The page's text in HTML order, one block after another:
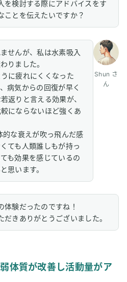
を検討する際にアドバイスをす
ことを伝えたいですか？
Shun さ
ん
せんが、私は水素吸入
りました。
に疲れにくくなった
病気からの回復が早く
返りと言える効果が、
にならないほど強くあ
な衰えが吹っ飛んだ感
ても人類誰しもが持っ
も効果を感じているの
思います。
体験だったのですね！
だきありがとうございました。
体質が改善し活動量がア